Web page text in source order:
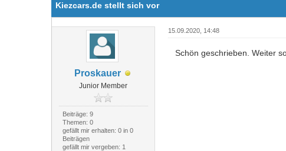
Kiezcars.de stellt sich vor
Proskauer
Junior Member
Beiträge: 9
Themen: 0
gefällt mir erhalten: 0 in 0
Beiträgen
gefällt mir vergeben: 1
15.09.2020, 14:48
Schön geschrieben. Weiter